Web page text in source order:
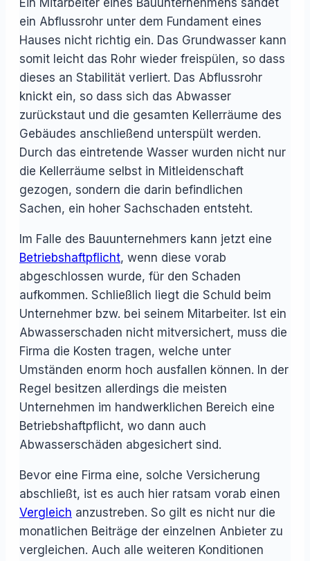
Ein Mitarbeiter eines Bauunternehmens sandet
ein Abflussrohr unter dem Fundament eines
Hauses nicht richtig ein. Das Grundwasser kann
somit leicht das Rohr wieder freispülen, so dass
dieses an Stabilität verliert. Das Abflussrohr
knickt ein, so dass sich das Abwasser
zurückstaut und die gesamten Kellerräume des
Gebäudes anschließend unterspült werden.
Durch das eintretende Wasser wurden nicht nur
die Kellerräume selbst in Mitleidenschaft
gezogen, sondern die darin befindlichen
Sachen, ein hoher Sachschaden entsteht.
Im Falle des Bauunternehmers kann jetzt eine
Betriebshaftpflicht, wenn diese vorab
abgeschlossen wurde, für den Schaden
aufkommen. Schließlich liegt die Schuld beim
Unternehmer bzw. bei seinem Mitarbeiter. Ist ein
Abwasserschaden nicht mitversichert, muss die
Firma die Kosten tragen, welche unter
Umständen enorm hoch ausfallen können. In der
Regel besitzen allerdings die meisten
Unternehmen im handwerklichen Bereich eine
Betriebshaftpflicht, wo dann auch
Abwasserschäden abgesichert sind.
Bevor eine Firma eine, solche Versicherung
abschließt, ist es auch hier ratsam vorab einen
Vergleich anzustreben. So gilt es nicht nur die
monatlichen Beiträge der einzelnen Anbieter zu
vergleichen. Auch alle weiteren Konditionen